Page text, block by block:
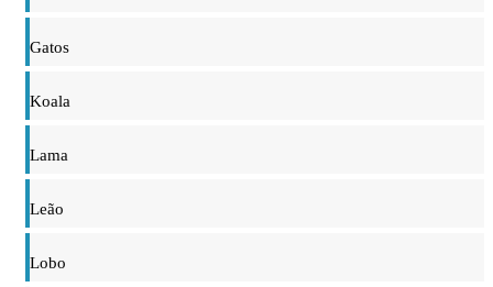
Gatos
Koala
Lama
Leão
Lobo